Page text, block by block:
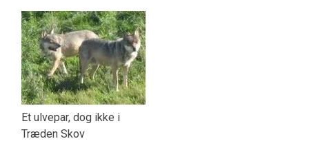
Et ulvepar, dog ikke i
Træden Skov